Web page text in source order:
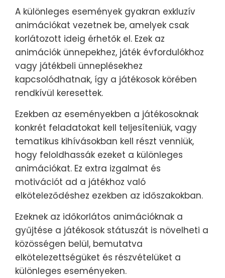
A különleges események gyakran exkluzív
animációkat vezetnek be, amelyek csak
korlátozott ideig érhetők el. Ezek az
animációk ünnepekhez, játék évfordulókhoz
vagy játékbeli ünneplésekhez
kapcsolódhatnak, így a játékosok körében
rendkívül keresettek.
Ezekben az eseményekben a játékosoknak
konkrét feladatokat kell teljesíteniük, vagy
tematikus kihívásokban kell részt venniük,
hogy feloldhassák ezeket a különleges
animációkat. Ez extra izgalmat és
motivációt ad a játékhoz való
elköteleződéshez ezekben az időszakokban.
Ezeknek az időkorlátos animációknak a
gyűjtése a játékosok státuszát is növelheti a
közösségen belül, bemutatva
elkötelezettségüket és részvételüket a
különleges eseményeken.